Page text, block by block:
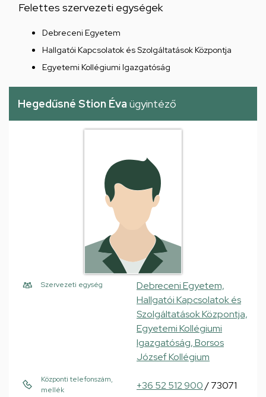
Felettes szervezeti egységek
Debreceni Egyetem
Hallgatói Kapcsolatok és Szolgáltatások Központja
Egyetemi Kollégiumi Igazgatóság
Hegedűsné Stion Éva ügyintéző
Szervezeti egység
Debreceni Egyetem,
Hallgatói Kapcsolatok és
Szolgáltatások Központja,
Egyetemi Kollégiumi
Igazgatóság, Borsos
József Kollégium
Központi telefonszám,
mellék
+36 52 512 900/ 73071